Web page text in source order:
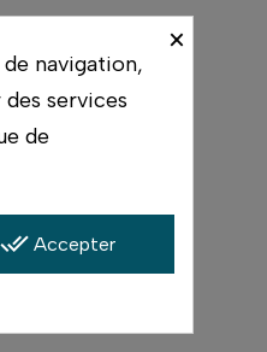
×
navigation,
services
de
done_all Accepter